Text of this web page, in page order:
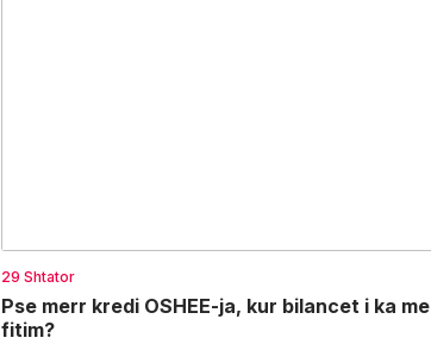
29 Shtator
Pse merr kredi OSHEE-ja, kur bilancet i ka me
fitim?